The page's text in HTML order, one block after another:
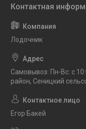
Лодочник
Самовывоз: Пн-Вс: с
район, Сеницкий
Егор Бакей